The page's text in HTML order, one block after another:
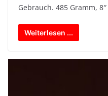
Gebrauch. 485 Gramm,
Weiterlesen ...